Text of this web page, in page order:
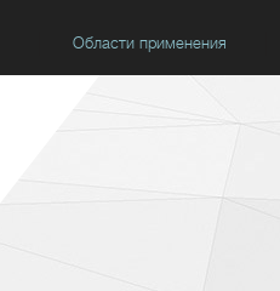
Области применения